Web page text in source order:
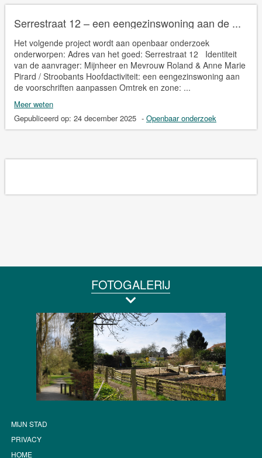
Serrestraat 12 – een eengezinswoning aan de ...
Het volgende project wordt aan openbaar onderzoek
onderworpen: Adres van het goed: Serrestraat 12 Identiteit
van de aanvrager: Mijnheer en Mevrouw Roland & Anne Marie
Pirard / Stroobants Hoofdactiviteit: een eengezinswoning aan
de voorschriften aanpassen Omtrek en zone: ...
Meer weten
Gepubliceerd op: 24 december 2025 - Openbaar onderzoek
FOTOGALERIJ
MIJN STAD
PRIVACY
HOME